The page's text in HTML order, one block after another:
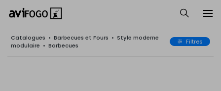
Catalogues • Barbecues et Fours • Style moderne
modulaire • Barbecues Filtres